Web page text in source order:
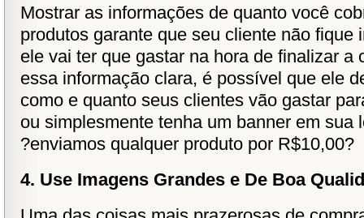
Mostrar as informações de quanto você
produtos garante que seu cliente não fique
ele vai ter que gastar na hora de finalizar a
essa informação clara, é possível que ele
como e quanto seus clientes vão gastar
ou simplesmente tenha um banner em sua
?enviamos qualquer produto por R$10,00?
4. Use Imagens Grandes e De Boa